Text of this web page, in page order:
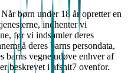
Når børn under 18 år opretter en
indhenter vi
før vi indsamler deres
deres barns persondata,
barns vegne udøve enhver af
beskrevet i afsnit7 ovenfor.